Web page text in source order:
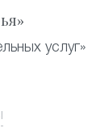
услуг»